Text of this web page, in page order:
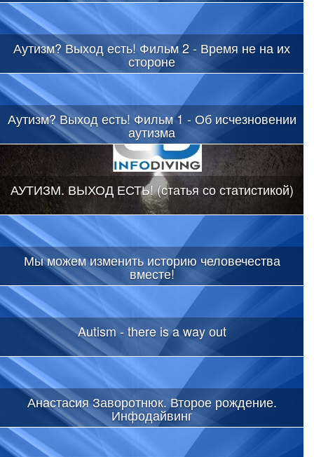
Аутизм? Выход есть! Фильм 2 - Время не на их
стороне
Аутизм? Выход есть! Фильм 1 - Об исчезновении
аутизма
АУТИЗМ. ВЫХОД ЕСТЬ! (статья со статистикой)
Мы можем изменить историю человечества
вместе!
Autism - there is a way оut
Анастасия Заворотнюк. Второе рождение.
Инфодайвинг